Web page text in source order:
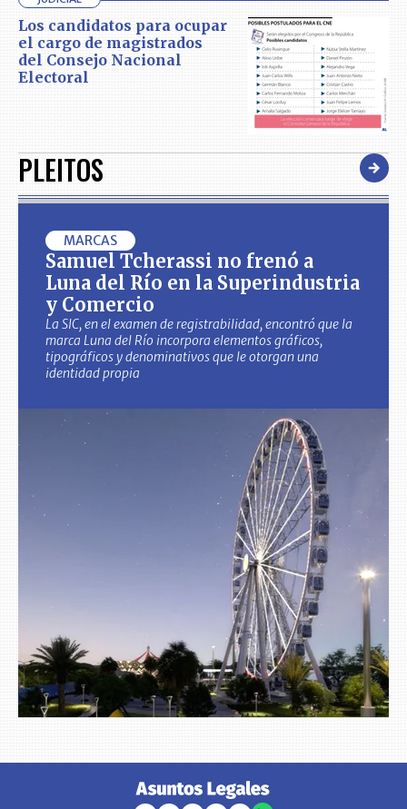
Los candidatos para ocupar
el cargo de magistrados
del Consejo Nacional
Electoral
PLEITOS
MARCAS
Samuel Tcherassi no frenó a
Luna del Río en la Superindustria
y Comercio
La SIC, en el examen de registrabilidad, encontró que la
marca Luna del Río incorpora elementos gráficos,
tipográficos y denominativos que le otorgan una
identidad propia